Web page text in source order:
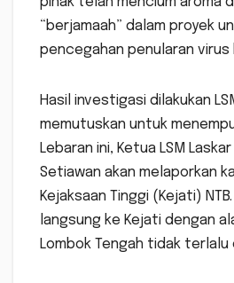
“berjamaah” dalam proyek
pencegahan penularan
Hasil investigasi dilakukan
memutuskan untuk
Lebaran ini, Ketua LSM Laskar
Setiawan akan melaporkan
Kejaksaan Tinggi (Kejati)
langsung ke Kejati dengan
Lombok Tengah tidak